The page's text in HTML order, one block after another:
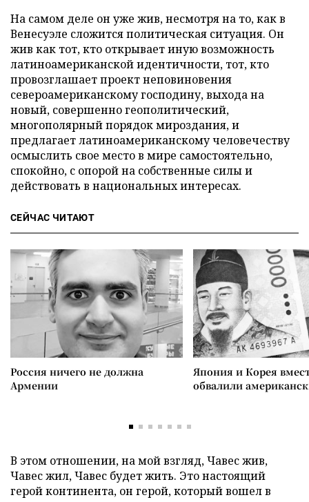
На самом деле он уже жив, несмотря на то, как в
Венесуэле сложится политическая ситуация. Он
жив как тот, кто открывает иную возможность
латиноамериканской идентичности, тот, кто
провозглашает проект неповиновения
североамериканскому господину, выхода на
новый, совершенно геополитический,
многополярный порядок мироздания, и
предлагает латиноамериканскому человечеству
осмыслить свое место в мире самостоятельно,
спокойно, с опорой на собственные силы и
действовать в национальных интересах.
СЕЙЧАС ЧИТАЮТ
Россия ничего не должна
Армении
Япония и Корея
обвалили
В этом отношении, на мой взгляд, Чавес жив,
Чавес жил, Чавес будет жить. Это настоящий
герой континента, он герой, который вошел в